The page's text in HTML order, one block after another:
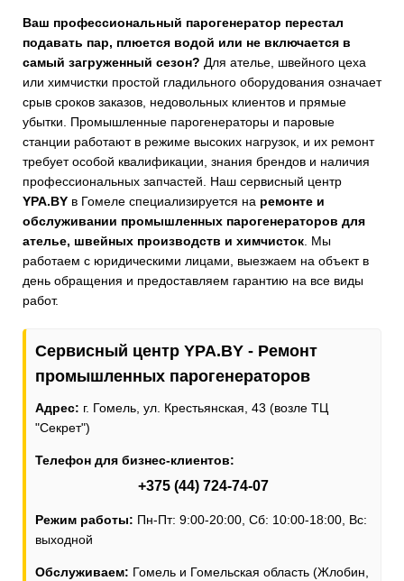
Ваш профессиональный парогенератор перестал
подавать пар, плюется водой или не включается в
самый загруженный сезон? Для ателье, швейного цеха
или химчистки простой гладильного оборудования означает
срыв сроков заказов, недовольных клиентов и прямые
убытки. Промышленные парогенераторы и паровые
станции работают в режиме высоких нагрузок, и их ремонт
требует особой квалификации, знания брендов и наличия
профессиональных запчастей. Наш сервисный центр
YPA.BY в Гомеле специализируется на ремонте и
обслуживании промышленных парогенераторов для
ателье, швейных производств и химчисток. Мы
работаем с юридическими лицами, выезжаем на объект в
день обращения и предоставляем гарантию на все виды
работ.
Сервисный центр YPA.BY - Ремонт
промышленных парогенераторов
Адрес: г. Гомель, ул. Крестьянская, 43 (возле ТЦ
"Секрет")
Телефон для бизнес-клиентов:
+375 (44) 724-74-07
Режим работы: Пн-Пт: 9:00-20:00, Сб: 10:00-18:00, Вс:
выходной
Обслуживаем: Гомель и Гомельская область (Жлобин,